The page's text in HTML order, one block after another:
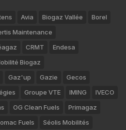
Avia Biogaz Vallée
Borel
Maintenance
CRMT
Endesa
Biogaz
Gaz'up Gazie
Gecos
Groupe VTE IMING
IVECO
OG Clean Fuels
Primagaz
Fuels Séolis Mobilités